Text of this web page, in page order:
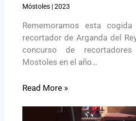
Móstoles|2023
Rememoramos esta
recortador de Arganda del
concurso de
Mostoles en el año…
Read More »